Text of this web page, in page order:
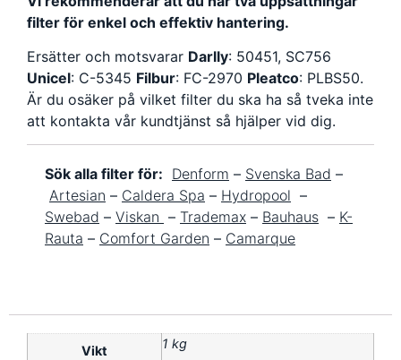
filter för enkel och effektiv hantering.
Ersätter och motsvarar Darlly: 50451, SC756
Unicel: C-5345 Filbur: FC-2970 Pleatco: PLBS50.
Är du osäker på vilket filter du ska ha så tveka inte
att kontakta vår kundtjänst så hjälper vid dig.
Sök alla filter för: Denform – Svenska Bad –
Artesian – Caldera Spa – Hydropool –
Swebad – Viskan – Trademax – Bauhaus – K-
Rauta – Comfort Garden – Camarque
Vikt 1 kg